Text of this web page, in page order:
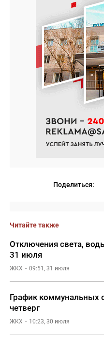
Поделиться:
Читайте также
Отключения света,
31 июля
ЖКХ 09:51, 31 июля
График коммунальных
четверг
ЖКХ 10:23, 30 июля